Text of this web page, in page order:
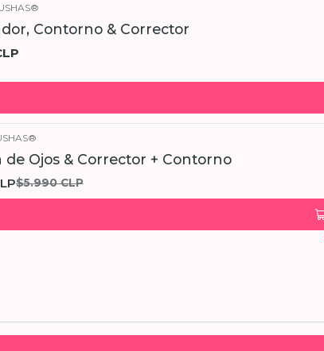
Contorno & Corrector
de Ojos & Corrector + Contorno
$5.990 CLP